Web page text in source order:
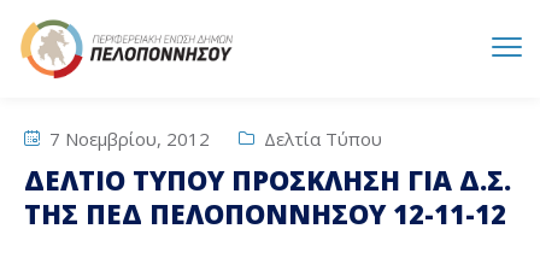
7 Νοεμβρίου, 2012 Δελτία Τύπου
ΔΕΛΤΙΟ ΤΥΠΟΥ ΠΡΟΣΚΛΗΣΗ ΓΙΑ Δ.Σ.
ΤΗΣ ΠΕΔ ΠΕΛΟΠΟΝΝΗΣΟΥ 12-11-12